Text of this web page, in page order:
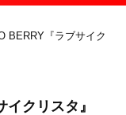
BERRY『ラブサイク
クリスタ』